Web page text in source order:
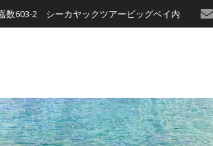
数603-2 シーカヤックツアービッグベイ内